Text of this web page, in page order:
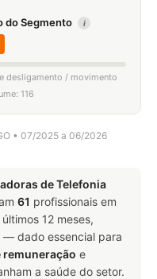
do Segmento i
desligamento / movimento
116
• 07/2025 a 06/2026
de Telefonia
61 profissionais em
últimos 12 meses,
— dado essencial para
e
a saúde do setor.